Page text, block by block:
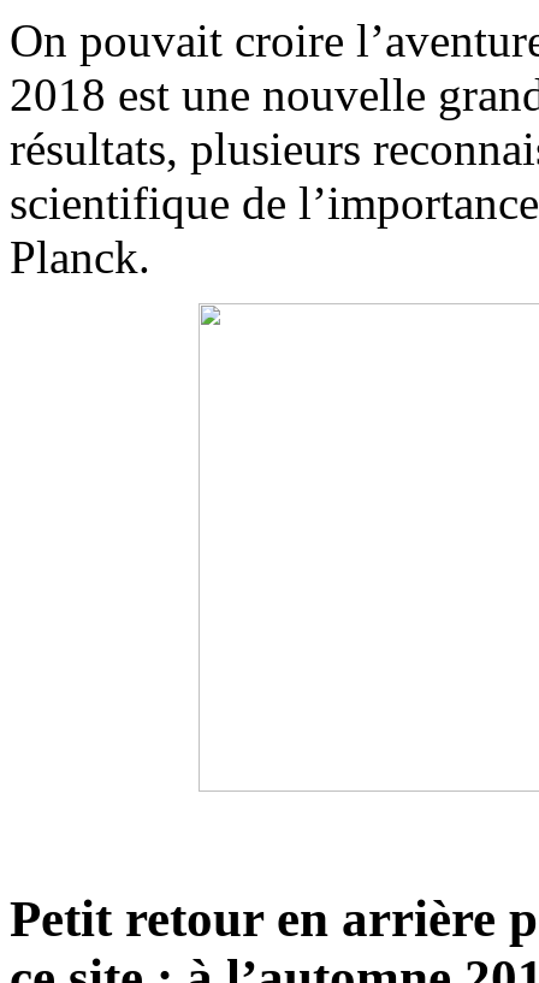
On pouvait croire
2018 est une nouvelle
résultats, plusieurs
scientifique de
Planck.
Petit retour en arrière